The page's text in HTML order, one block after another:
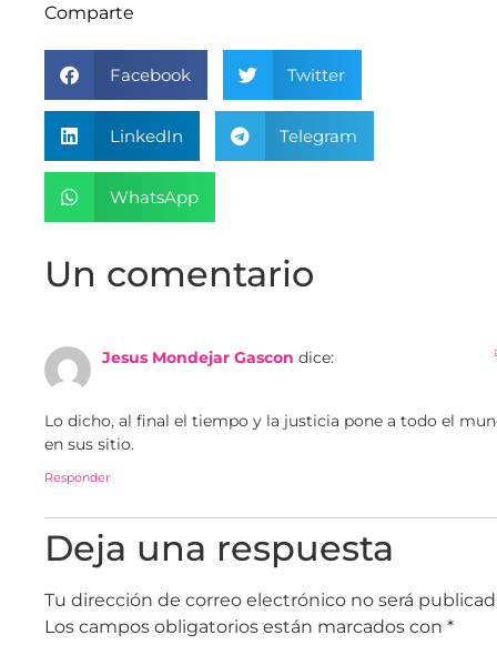
Comparte
Facebook Twitter
LinkedIn Telegram
WhatsApp
Un comentario
Jesus Mondejar Gascon dice:
Lo dicho, al final el tiempo y la justicia pone a todo el
en sus sitio.
Responder
Deja una respuesta
Tu dirección de correo electrónico no será
Los campos obligatorios están marcados con *